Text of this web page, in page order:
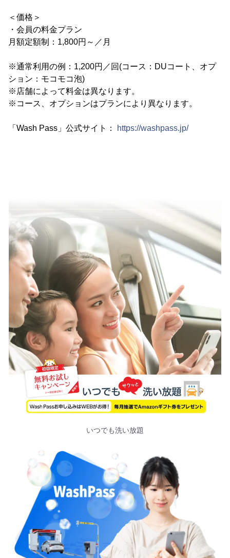
＜価格＞
・会員の料金プラン
月額定額制：1,800円～／月
※通常利用の例：1,200円／回(コース：DUコート、オプ
ション：モコモコ泡)
※店舗によって料金は異なります。
※コース、オプションはプランにより異なります。
「Wash Pass」公式サイト： https://washpass.jp/
いつでも洗い放題